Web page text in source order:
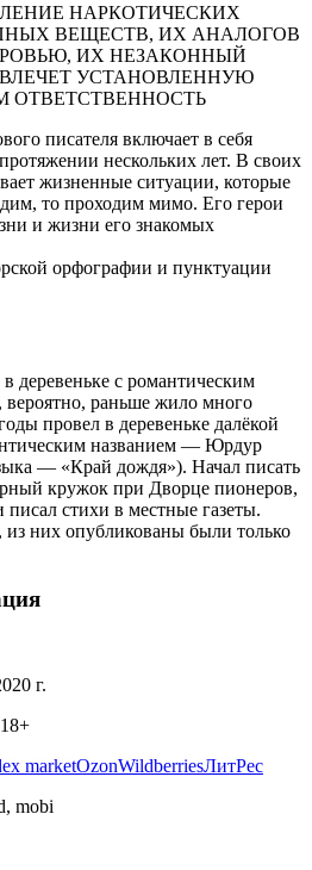
НАРКОТИЧЕСКИХ
ВЕЩЕСТВ, ИХ АНАЛОГОВ
ИХ НЕЗАКОННЫЙ
УСТАНОВЛЕННУЮ
ОТВЕТСТВЕННОСТЬ
писателя включает в себя
нескольких лет. В своих
жизненные ситуации, которые
то проходим мимо. Его герои
и жизни его знакомых
орфографии и пунктуации
деревеньке с романтическим
вероятно, раньше жило много
провел в деревеньке далёкой
названием — Юрдур
— «Край дождя»). Начал писать
кружок при Дворце пионеров,
писал стихи в местные газеты.
них опубликованы были только
г.
18+
marketOzonWildberriesЛитРес
mobi